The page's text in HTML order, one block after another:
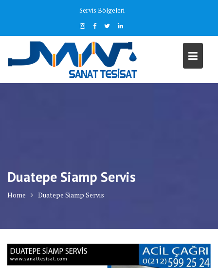
Servis Bölgeleri
Duatepe Siamp Servis
Home Duatepe Siamp Servis